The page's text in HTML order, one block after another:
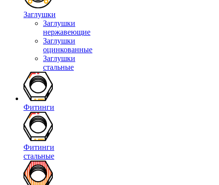
Заглушки
Заглушки
нержавеющие
Заглушки
оцинкованные
Заглушки
стальные
Фитинги
Фитинги
стальные